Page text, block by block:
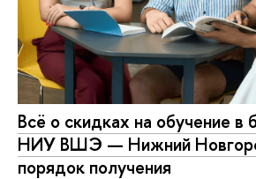
Всё о скидках на обучение в
НИУ ВШЭ — Нижний
порядок получения